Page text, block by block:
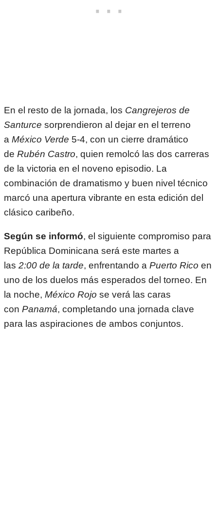
En el resto de la jornada, los Cangrejeros de
Santurce sorprendieron al dejar en el terreno
a México Verde 5-4, con un cierre dramático
de Rubén Castro, quien remolcó las dos carreras
de la victoria en el noveno episodio. La
combinación de dramatismo y buen nivel técnico
marcó una apertura vibrante en esta edición del
clásico caribeño.
Según se informó, el siguiente compromiso para
República Dominicana será este martes a
las 2:00 de la tarde, enfrentando a Puerto Rico en
uno de los duelos más esperados del torneo. En
la noche, México Rojo se verá las caras
con Panamá, completando una jornada clave
para las aspiraciones de ambos conjuntos.